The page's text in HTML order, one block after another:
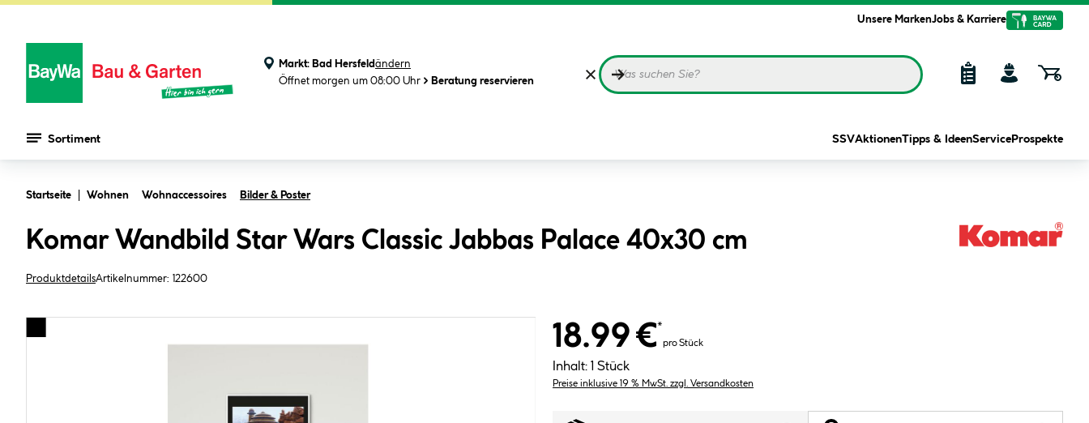
Unsere MarkenJobs & Karriere
Markt: Bad Hersfeldändern
Öffnet morgen um 08:00 Uhr
Beratung reservieren
Sortiment SSVAktionenTipps & IdeenService Prospekte
Startseite Wohnen Wohnaccessoires Bilder & Poster
Komar Wandbild Star Wars Classic Jabbas Palace 40x30 cm
ProduktdetailsArtikelnummer: 122600
18.99 €*
pro Stück
Inhalt: 1 Stück
Preise inklusive 19 % MwSt. zzgl. Versandkosten